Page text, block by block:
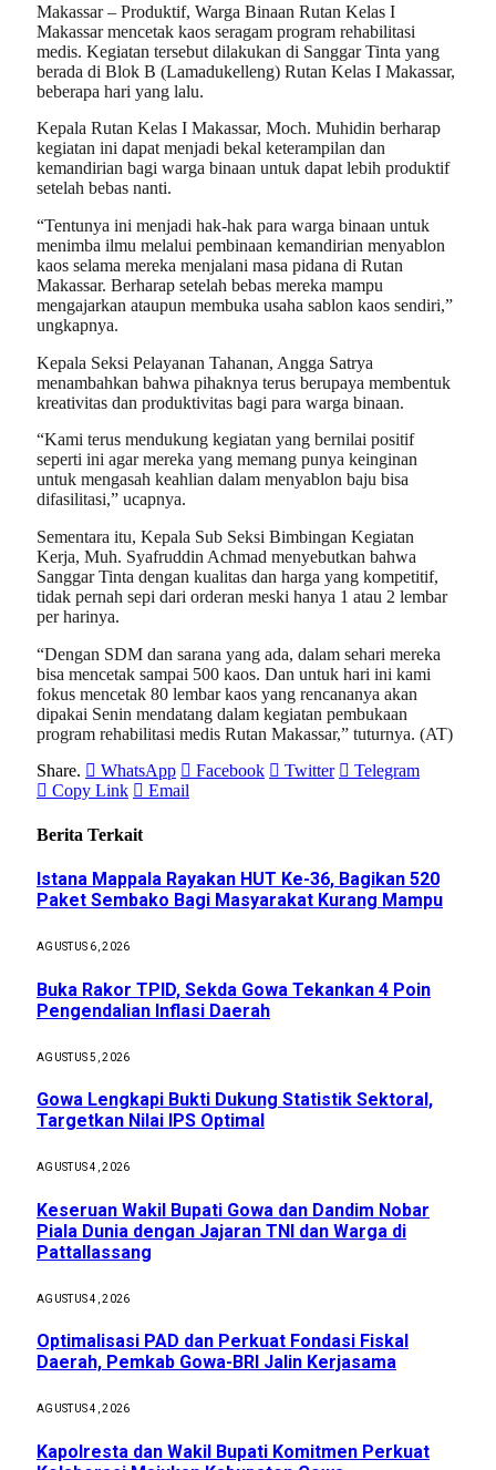
Makassar – Produktif, Warga Binaan Rutan Kelas I
Makassar mencetak kaos seragam program rehabilitasi
medis. Kegiatan tersebut dilakukan di Sanggar Tinta yang
berada di Blok B (Lamadukelleng) Rutan Kelas I Makassar,
beberapa hari yang lalu.
Kepala Rutan Kelas I Makassar, Moch. Muhidin berharap
kegiatan ini dapat menjadi bekal keterampilan dan
kemandirian bagi warga binaan untuk dapat lebih produktif
setelah bebas nanti.
“Tentunya ini menjadi hak-hak para warga binaan untuk
menimba ilmu melalui pembinaan kemandirian menyablon
kaos selama mereka menjalani masa pidana di Rutan
Makassar. Berharap setelah bebas mereka mampu
mengajarkan ataupun membuka usaha sablon kaos sendiri,”
ungkapnya.
Kepala Seksi Pelayanan Tahanan, Angga Satrya
menambahkan bahwa pihaknya terus berupaya membentuk
kreativitas dan produktivitas bagi para warga binaan.
“Kami terus mendukung kegiatan yang bernilai positif
seperti ini agar mereka yang memang punya keinginan
untuk mengasah keahlian dalam menyablon baju bisa
difasilitasi,” ucapnya.
Sementara itu, Kepala Sub Seksi Bimbingan Kegiatan
Kerja, Muh. Syafruddin Achmad menyebutkan bahwa
Sanggar Tinta dengan kualitas dan harga yang kompetitif,
tidak pernah sepi dari orderan meski hanya 1 atau 2 lembar
per harinya.
“Dengan SDM dan sarana yang ada, dalam sehari mereka
bisa mencetak sampai 500 kaos. Dan untuk hari ini kami
fokus mencetak 80 lembar kaos yang rencananya akan
dipakai Senin mendatang dalam kegiatan pembukaan
program rehabilitasi medis Rutan Makassar,” tuturnya. (AT)
Share.
WhatsApp Facebook Twitter
Telegram
Copy Link
Email
Berita Terkait
Istana Mappala Rayakan HUT Ke-36, Bagikan 520
Paket Sembako Bagi Masyarakat Kurang Mampu
AGUSTUS 6, 2026
Buka Rakor TPID, Sekda Gowa Tekankan 4 Poin
Pengendalian Inflasi Daerah
AGUSTUS 5, 2026
Gowa Lengkapi Bukti Dukung Statistik Sektoral,
Targetkan Nilai IPS Optimal
AGUSTUS 4, 2026
Keseruan Wakil Bupati Gowa dan Dandim Nobar
Piala Dunia dengan Jajaran TNI dan Warga di
Pattallassang
AGUSTUS 4, 2026
Optimalisasi PAD dan Perkuat Fondasi Fiskal
Daerah, Pemkab Gowa-BRI Jalin Kerjasama
AGUSTUS 4, 2026
Kapolresta dan Wakil Bupati Komitmen Perkuat